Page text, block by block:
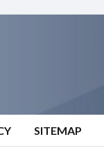
SITEMAP